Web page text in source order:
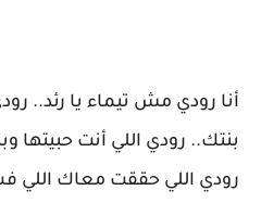
أنا رودي مش تيماء يا رئد..
بنتك.. رودي اللي أنت حبيتها
رودي اللي حققت معاك اللي